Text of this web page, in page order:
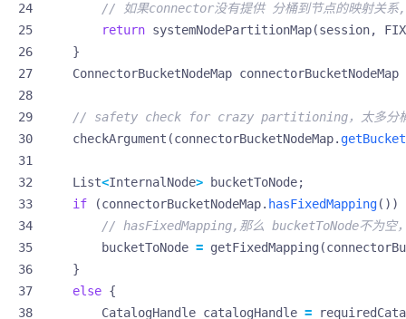
// 如果connector没有提供 分桶到节点的映射关系,
return systemNodePartitionMap(session,
}
ConnectorBucketNodeMap connectorBucketNodeMap
// safety check for crazy partitioning，太多分
checkArgument (connectorBucketNodeMap.
List<InternalNode> bucketToNode;
if
(connectorBucketNodeMap. hasFixedMapping())
// hasFixedMapping,那么 bucketToNode不为空
bucketToNode = getFixedMapping (
}
else {
CatalogHandle catalogHandle =